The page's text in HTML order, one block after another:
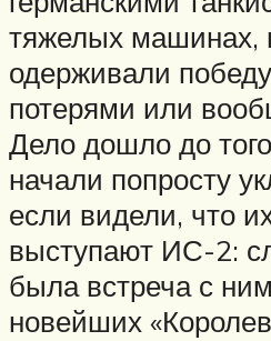
тяжелых машинах,
одерживали
потерями или
Дело дошло до
начали попросту
если видели, что
выступают ИС-2:
была встреча с
новейших